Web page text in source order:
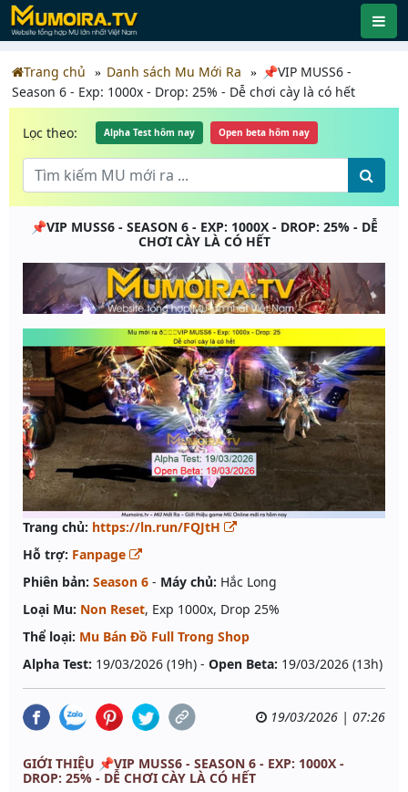
Trang chủ Danh sách Mu Mới Ra
📌VIP MUSS6 -
Season 6 - Exp: 1000x - Drop: 25% - Dễ chơi cày là có hết
Lọc theo: Alpha Test hôm nay Open beta hôm nay
📌VIP MUSS6 - SEASON 6 - EXP: 1000X - DROP: 25% - DỄ
CHƠI CÀY LÀ CÓ HẾT
Trang chủ: https://ln.run/FQJtH
Hỗ trợ: Fanpage
Phiên bản: Season 6 - Máy chủ: Hắc Long
Loại Mu: Non Reset, Exp 1000x, Drop 25%
Thể loại: Mu Bán Đồ Full Trong Shop
Alpha Test: 19/03/2026 (19h) - Open Beta: 19/03/2026 (13h)
19/03/2026 | 07:26
GIỚI THIỆU 📌VIP MUSS6 - SEASON 6 - EXP: 1000X -
DROP: 25% - DỄ CHƠI CÀY LÀ CÓ HẾT